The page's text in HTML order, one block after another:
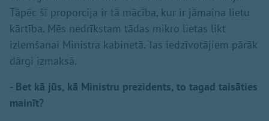
Tāpēc šī proporcija ir tā mācība, kur ir jāmaina lietu
kārtība. Mēs nedrīkstam tādas mikro lietas likt
izlemšanai Ministra kabinetā. Tas iedzīvotājiem pārāk
dārgi izmaksā.
- Bet kā jūs, kā Ministru prezidents, to tagad taisāties
mainīt?